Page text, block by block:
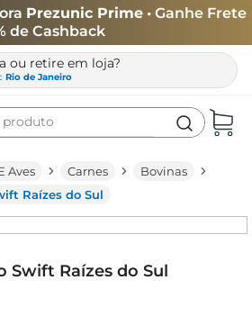
Prezunic Prime • Ganhe Frete
de Cashback
ou retire em loja?
Rio de Janeiro
Aves Carnes
Bovinas
Raízes do Sul
Swift Raízes do Sul